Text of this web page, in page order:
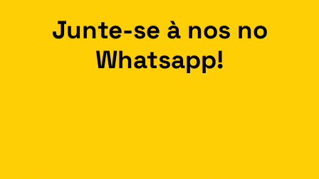
Junte-se à nos no
Whatsapp!